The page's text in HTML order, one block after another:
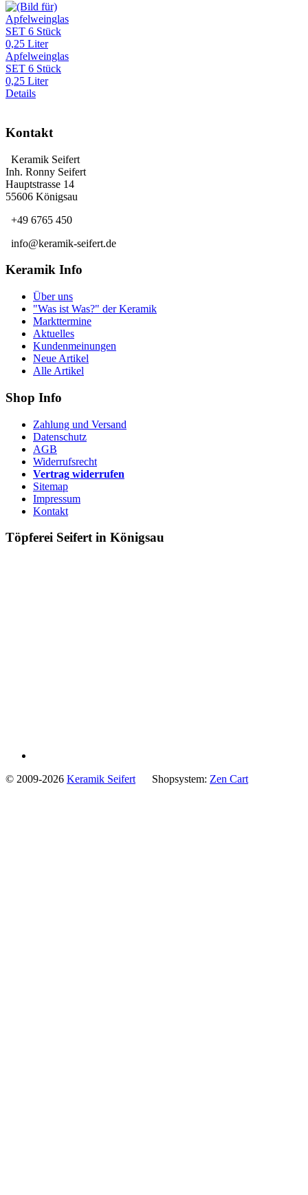
Apfelweinglas
SET 6 Stück
0,25 Liter
Details
Kontakt
Keramik Seifert
Inh. Ronny Seifert
Hauptstrasse 14
55606 Königsau
+49 6765 450
info@keramik-seifert.de
Keramik Info
Über uns
"Was ist Was?" der Keramik
Markttermine
Aktuelles
Kundenmeinungen
Neue Artikel
Alle Artikel
Shop Info
Zahlung und Versand
Datenschutz
AGB
Widerrufsrecht
Vertrag widerrufen
Sitemap
Impressum
Kontakt
Töpferei Seifert in Königsau
© 2009-2026 Keramik Seifert Shopsystem: Zen Cart